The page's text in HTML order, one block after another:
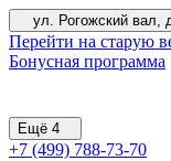
ул. Рогожский вал,
Перейти на старую
Бонусная программа
Ещё 4
+7 (499) 788-73-70